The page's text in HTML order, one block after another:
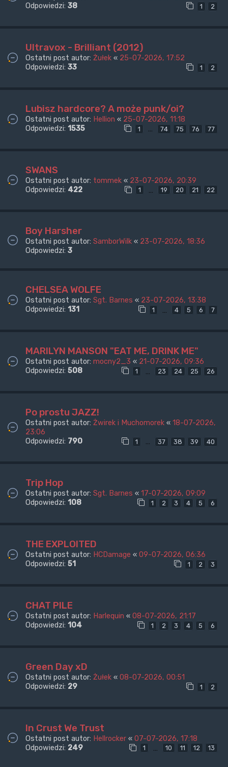
Odpowiedzi: 38 1 2
Ultravox - Brilliant (2012)
Ostatni post autor: Żułek « 25-07-2026, 17:52
Odpowiedzi: 33 1 2
Lubisz hardcore? A może punk/oi?
Ostatni post autor: Hellion « 25-07-2026, 11:18
Odpowiedzi: 1535 1 … 74 75 76 77
SWANS
Ostatni post autor: tommek « 23-07-2026, 20:39
Odpowiedzi: 422 1 … 19 20 21 22
Boy Harsher
Ostatni post autor: SamborWilk « 23-07-2026, 18:36
Odpowiedzi: 3
CHELSEA WOLFE
Ostatni post autor: Sgt. Barnes « 23-07-2026, 13:38
Odpowiedzi: 131 1 … 4 5 6 7
MARILYN MANSON "EAT ME, DRINK ME"
Ostatni post autor: mocny2_3 « 21-07-2026, 09:36
Odpowiedzi: 508 1 23 24 25 26
Po prostu JAZZ!
Ostatni post autor: Żwirek i Muchomorek « 18-07-2026,
23:06
Odpowiedzi: 790 1 … 37 38 39 40
Trip Hop
Ostatni post autor: Sgt. Barnes « 17-07-2026, 09:09
Odpowiedzi: 108 1 2 3 4 5 6
THE EXPLOITED
Ostatni post autor: HCDamage « 09-07-2026, 06:36
Odpowiedzi: 51 1 2 3
CHAT PILE
Ostatni post autor: Harlequin « 08-07-2026, 21:17
Odpowiedzi: 104 1 2 3 4 5 6
Green Day xD
Ostatni post autor: Żułek « 08-07-2026, 00:51
Odpowiedzi: 29 1 2
In Crust We Trust
Ostatni post autor: Hellrocker « 07-07-2026, 17:18
Odpowiedzi: 249 1 … 10 11 12 13